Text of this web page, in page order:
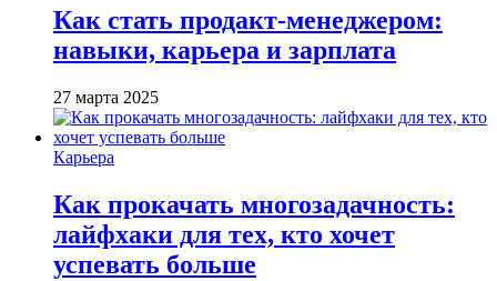
Как стать продакт-менеджером:
навыки, карьера и зарплата
27 марта 2025
Карьера
Как прокачать многозадачность:
лайфхаки для тех, кто хочет
успевать больше